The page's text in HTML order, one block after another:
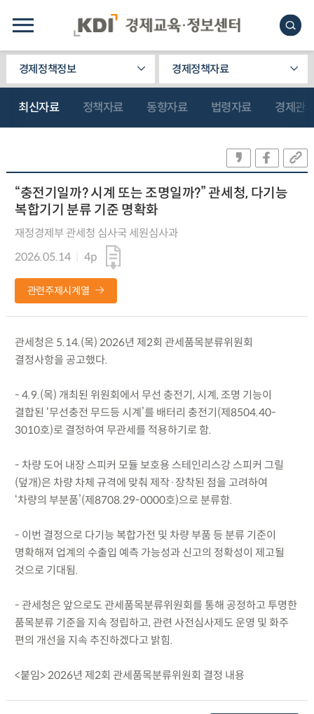
경제정책정보 경제정책자료
최신자료 정책자료 동향자료 법령자료 경제관
“충전기일까? 시계 또는 조명일까?” 관세청, 다기능
복합기기 분류 기준 명확화
재정경제부 관세청 심사국 세원심사과
2026.05.14
4p
관련주제시계열
관세청은 5.14.(목) 2026년 제2회 관세품목분류위원회
결정사항을 공고했다.
- 4.9.(목) 개최된 위원회에서 무선 충전기, 시계, 조명 기능이
결합된 ‘무선충전 무드등 시계’를 배터리 충전기(제8504.40-
3010호)로 결정하여 무관세를 적용하기로 함.
- 차량 도어 내장 스피커 모듈 보호용 스테인리스강 스피커 그릴
(덮개)은 차량 차체 규격에 맞춰 제작·장착된 점을 고려하여
‘차량의 부분품’(제8708.29-0000호)으로 분류함.
- 이번 결정으로 다기능 복합가전 및 차량 부품 등 분류 기준이
명확해져 업계의 수출입 예측 가능성과 신고의 정확성이 제고될
것으로 기대됨.
- 관세청은 앞으로도 관세품목분류위원회를 통해 공정하고 투명한
품목분류 기준을 지속 정립하고, 관련 사전심사제도 운영 및 화주
편의 개선을 지속 추진하겠다고 밝힘.
<붙임> 2026년 제2회 관세품목분류위원회 결정 내용